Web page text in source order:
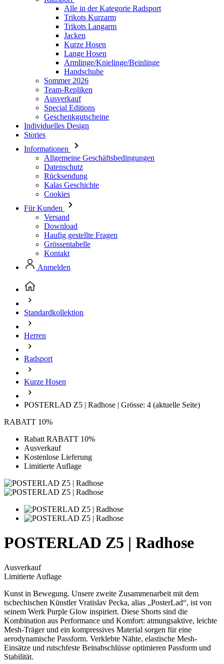
Alle in der Kategorie Radsport
Trikots Kurzarm
Trikots Langarm
Jacken
Kurze Hosen
Lange Hosen
Armlinge/Knielinge/Beinlinge
Handschuhe
Sommer 2026
Team-Repliken
Ausverkauf
Special Editions
Geschenkgutscheine
Individuelles Design
Stories
Informationen
Allgemeine Geschäftsbedingungen
Datenschutz
Rücksendung
Kalas Geschichte
Cookies
Für Kunden
Versand
Download
Haufig gestellte Fragen
Grössentabelle
Kontakt
Anmelden
Standardkollektion
Herren
Radsport
Kurze Hosen
POSTERLAD Z5 | Radhose | Grösse: 4 (aktuelle Seite)
RABATT 10%
Rabatt RABATT 10%
Ausverkauf
Kostenlose Lieferung
Limitierte Auflage
POSTERLAD Z5 | Radhose
Ausverkauf
Limitierte Auflage
Kunst in Bewegung. Unsere zweite Zusammenarbeit mit dem
tschechischen Künstler Vratislav Pecka, alias „PosterLad“, ist von
seinem Werk Purple Glow inspiriert. Diese Shorts sind die
Kombination aus Performance und Komfort: atmungsaktive, leichte
Mesh-Träger und ein kompressives Material sorgen für eine
aerodynamische Passform. Verklebte Nähte, elastische Mesh-
Einsätze und rutschfeste Beinabschlüsse optimieren Passform und
Stabilität.